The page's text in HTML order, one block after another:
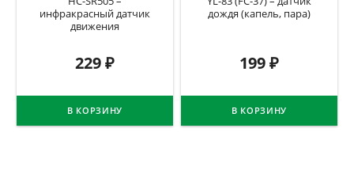
инфракрасный датчик
движения
229₽
В КОРЗИНУ
дождя (капель, пара)
199₽
В КОРЗИНУ